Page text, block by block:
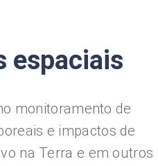
espaciais
monitoramento de
e impactos de
na Terra e em outros